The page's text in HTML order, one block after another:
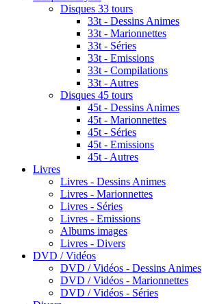
Disques 33 tours
33t - Dessins Animes
33t - Marionnettes
33t - Séries
33t - Emissions
33t - Compilations
33t - Autres
Disques 45 tours
45t - Dessins Animes
45t - Marionnettes
45t - Séries
45t - Emissions
45t - Autres
Livres
Livres - Dessins Animes
Livres - Marionnettes
Livres - Séries
Livres - Emissions
Albums images
Livres - Divers
DVD / Vidéos
DVD / Vidéos - Dessins Animes
DVD / Vidéos - Marionnettes
DVD / Vidéos - Séries